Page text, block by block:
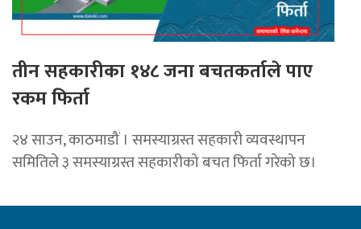
तीन सहकारीका १४८ जना बचतकर्ताले पाए
रकम फिर्ता
२४ साउन, काठमाडौं । समस्याग्रस्त सहकारी व्यवस्थापन
समितिले ३ समस्याग्रस्त सहकारीको बचत फिर्ता गरेको छ।